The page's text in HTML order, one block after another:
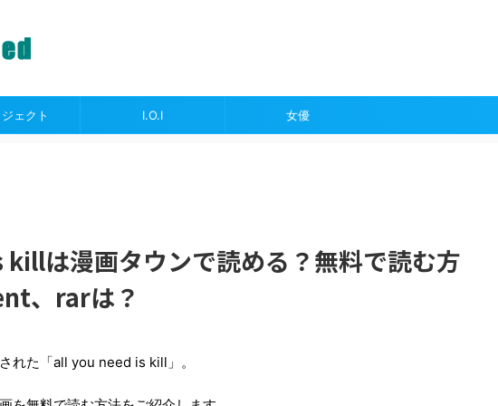
ェクト I.O.I 女優
は漫画タウンで読める？無料で読む方
、rarは？
れた「all you need is kill」。